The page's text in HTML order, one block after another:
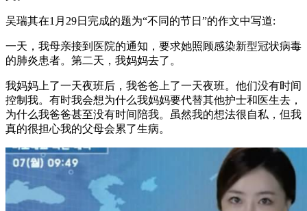
吴瑞其在1月29日完成的题为“不同的节日”的作文中写道:
一天，我母亲接到医院的通知，要求她照顾感染新型冠状病毒
的肺炎患者。第二天，我妈妈去了。
我妈妈上了一天夜班后，我爸爸上了一天夜班。他们没有时间
控制我。有时我会想为什么我妈妈要代替其他护士和医生去，
为什么我爸爸甚至没有时间陪我。虽然我的想法很自私，但我
真的很担心我的父母会累了生病。